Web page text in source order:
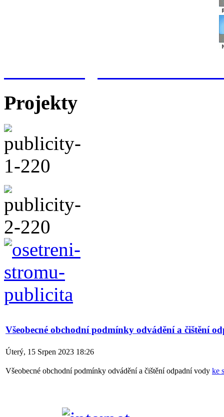
Projekty
Všeobecné obchodní podmínky odvádění a čištění
Úterý, 15 Srpen 2023 18:26
Všeobecné obchodní podmínky odvádění a čištění odpadní vody ke